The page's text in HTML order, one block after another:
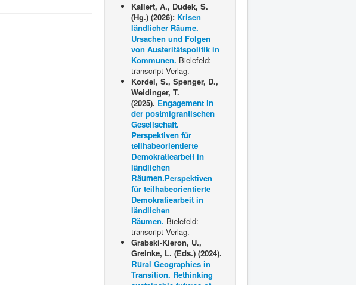
Kallert, A., Dudek, S.
(Hg.) (2026): Krisen
ländlicher Räume.
Ursachen und Folgen
von Austeritätspolitik in
Kommunen. Bielefeld:
transcript Verlag.
Kordel, S., Spenger, D.,
Weidinger, T.
(2025). Engagement in
der postmigrantischen
Gesellschaft.
Perspektiven für
teilhabeorientierte
Demokratiearbeit in
ländlichen
Räumen.Perspektiven
für teilhabeorientierte
Demokratiearbeit in
ländlichen
Räumen. Bielefeld:
transcript Verlag.
Grabski-Kieron, U.,
Greinke, L. (Eds.) (2024).
Rural Geographies in
Transition. Rethinking